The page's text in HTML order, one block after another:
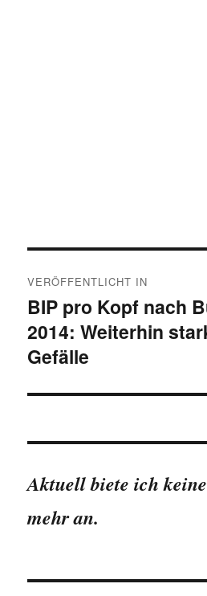
VERÖFFENTLICHT IN
BIP pro Kopf nach
2014: Weiterhin
Gefälle
Aktuell biete ich
mehr an.